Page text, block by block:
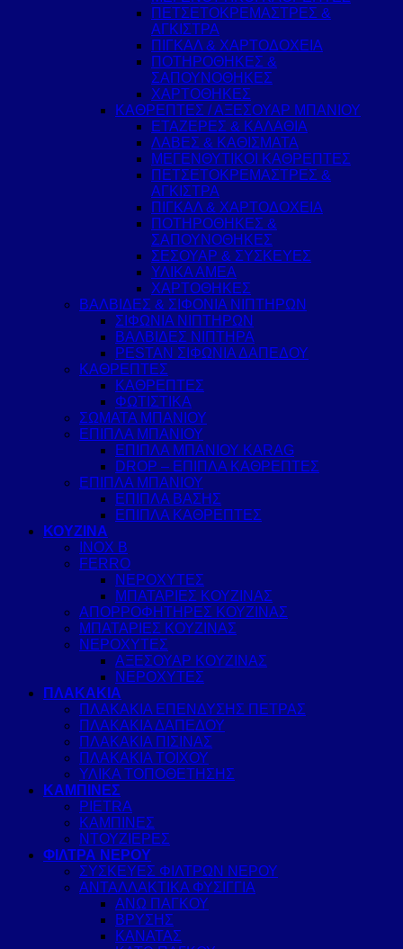
ΠΕΤΣΕΤΟΚΡΕΜΑΣΤΡΕΣ &
ΑΓΚΙΣΤΡΑ
ΠΙΓΚΑΛ & ΧΑΡΤΟΔΟΧΕΙΑ
ΠΟΤΗΡΟΘΗΚΕΣ &
ΣΑΠΟΥΝΟΘΗΚΕΣ
ΧΑΡΤΟΘΗΚΕΣ
ΚΑΘΡΕΠΤΕΣ / ΑΞΕΣΟΥΑΡ ΜΠΑΝΙΟΥ
ΕΤΑΖΕΡΕΣ & ΚΑΛΑΘΙΑ
ΛΑΒΕΣ & ΚΑΘΙΣΜΑΤΑ
ΜΕΓΕΝΘΥΤΙΚΟΙ ΚΑΘΡΕΠΤΕΣ
ΠΕΤΣΕΤΟΚΡΕΜΑΣΤΡΕΣ &
ΑΓΚΙΣΤΡΑ
ΠΙΓΚΑΛ & ΧΑΡΤΟΔΟΧΕΙΑ
ΠΟΤΗΡΟΘΗΚΕΣ &
ΣΑΠΟΥΝΟΘΗΚΕΣ
ΣΕΣΟΥΑΡ & ΣΥΣΚΕΥΕΣ
ΥΛΙΚΑ ΑΜΕΑ
ΧΑΡΤΟΘΗΚΕΣ
ΒΑΛΒΙΔΕΣ & ΣΙΦΟΝΙΑ ΝΙΠΤΗΡΩΝ
ΣΙΦΩΝΙΑ ΝΙΠΤΗΡΩΝ
ΒΑΛΒΙΔΕΣ ΝΙΠΤΗΡΑ
PESTAN ΣΙΦΩΝΙΑ ΔΑΠΕΔΟΥ
ΚΑΘΡΕΠΤΕΣ
ΚΑΘΡΕΠΤΕΣ
ΦΩΤΙΣΤΙΚΑ
ΣΩΜΑΤΑ ΜΠΑΝΙΟΥ
ΕΠΙΠΛΑ ΜΠΑΝΙΟΥ
ΕΠΙΠΛΑ ΜΠΑΝΙΟΥ KARAG
DROP – ΕΠΙΠΛΑ ΚΑΘΡΕΠΤΕΣ
ΕΠΙΠΛΑ ΜΠΑΝΙΟΥ
ΕΠΙΠΛΑ ΒΑΣΗΣ
ΕΠΙΠΛΑ ΚΑΘΡΕΠΤΕΣ
ΚΟΥΖΙΝΑ
INOX B
FERRO
ΝΕΡΟΧΥΤΕΣ
ΜΠΑΤΑΡΙΕΣ ΚΟΥΖΙΝΑΣ
ΑΠΟΡΡΟΦΗΤΗΡΕΣ ΚΟΥΖΙΝΑΣ
ΜΠΑΤΑΡΙΕΣ ΚΟΥΖΙΝΑΣ
ΝΕΡΟΧΥΤΕΣ
ΑΞΕΣΟΥΑΡ ΚΟΥΖΙΝΑΣ
ΝΕΡΟΧΥΤΕΣ
ΠΛΑΚΑΚΙΑ
ΠΛΑΚΑΚΙΑ ΕΠΕΝΔΥΣΗΣ ΠΕΤΡΑΣ
ΠΛΑΚΑΚΙΑ ΔΑΠΕΔΟΥ
ΠΛΑΚΑΚΙΑ ΠΙΣΙΝΑΣ
ΠΛΑΚΑΚΙΑ ΤΟΙΧΟΥ
ΥΛΙΚΑ ΤΟΠΟΘΕΤΗΣΗΣ
ΚΑΜΠΙΝΕΣ
PIETRA
ΚΑΜΠΙΝΕΣ
ΝΤΟΥΖΙΕΡΕΣ
ΦΙΛΤΡΑ ΝΕΡΟΥ
ΣΥΣΚΕΥΕΣ ΦΙΛΤΡΩΝ ΝΕΡΟΥ
ΑΝΤΑΛΛΑΚΤΙΚΑ ΦΥΣΙΓΓΙΑ
ΑΝΩ ΠΑΓΚΟΥ
ΒΡΥΣΗΣ
ΚΑΝΑΤΑΣ